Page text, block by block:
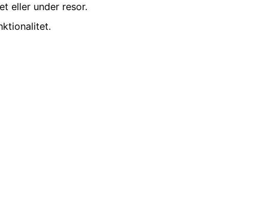
eller under resor.